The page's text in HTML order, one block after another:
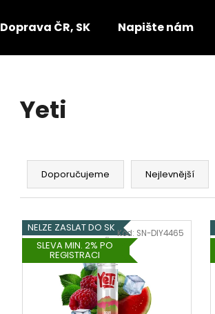
Doprava ČR, SK Napište nám
Yeti
Ř
z
n
p
Doporučujeme Nejlevnější
V
ýNELZE ZASLAT DO SK
SLEVA MIN. 2% PO
REGISTRACI
Kód: SN-DIY4465
Doporučujeme